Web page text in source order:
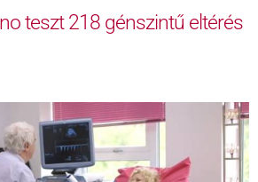
teszt 218 génszintű eltérés